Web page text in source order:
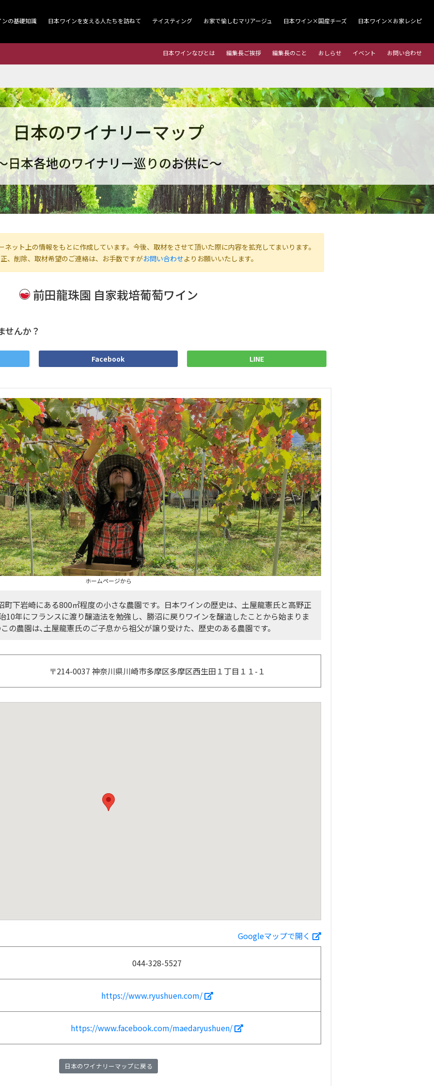
ンの基礎知識 日本ワインを支える人たちを訪ねて テイスティング お家で愉しむマリアージュ 日本ワイン×国産チーズ 日本ワイン×お家レシピ
日本ワインなびとは 編集長ご挨拶 編集長のこと おしらせ イベント お問い合わせ
日本のワイナリーマップ
日本各地のワイナリー巡りのお供に～
ット上の情報をもとに作成しています。今後、取材をさせて頂いた際に内容を拡充してまいります。
、削除、取材希望のご連絡は、お手数ですがお問い合わせよりお願いいたします。
前田龍珠園 自家栽培葡萄ワイン
せんか？
Facebook LINE
ホームページから
町下岩崎にある800㎡程度の小さな農園です。日本ワインの歴史は、土屋龍憲氏と高野正
10年にフランスに渡り醸造法を勉強し、勝沼に戻りワインを醸造したことから始まりま
の農園は､土屋龍憲氏のご子息から祖父が譲り受けた、歴史のある農園です。
〒214-0037 神奈川県川崎市多摩区多摩区西生田１丁目１１-１
Googleマップで開く
044-328-5527
https://www.ryushuen.com/
https://www.facebook.com/maedaryushuen/
日本のワイナリーマップに戻る